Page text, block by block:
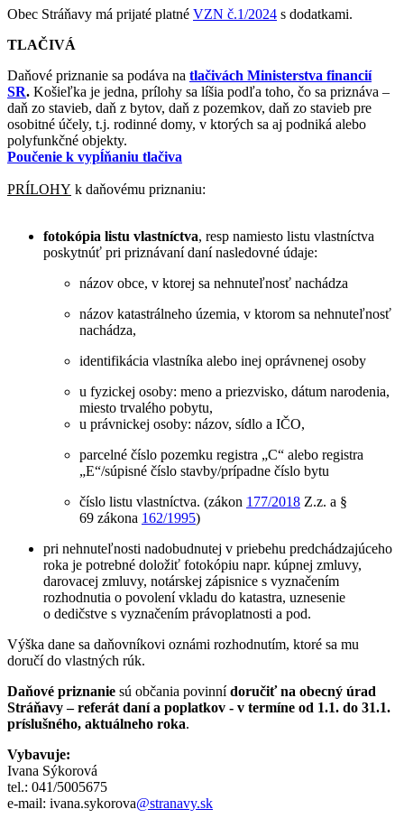
Obec Stráňavy má prijaté platné VZN č.1/2024 s dodatkami.
TLAČIVÁ
Daňové priznanie sa podáva na tlačivách Ministerstva financií
SR. Košieľka je jedna, prílohy sa líšia podľa toho, čo sa priznáva –
daň zo stavieb, daň z bytov, daň z pozemkov, daň zo stavieb pre
osobitné účely, t.j. rodinné domy, v ktorých sa aj podniká alebo
polyfunkčné objekty.
Poučenie k vypĺňaniu tlačiva
PRÍLOHY k daňovému priznaniu:
fotokópia listu vlastníctva, resp namiesto listu vlastníctva
poskytnúť pri priznávaní daní nasledovné údaje:
názov obce, v ktorej sa nehnuteľnosť nachádza
názov katastrálneho územia, v ktorom sa nehnuteľnosť
nachádza,
identifikácia vlastníka alebo inej oprávnenej osoby
u fyzickej osoby: meno a priezvisko, dátum narodenia,
miesto trvalého pobytu,
u právnickej osoby: názov, sídlo a IČO,
parcelné číslo pozemku registra „C“ alebo registra
„E“/súpisné číslo stavby/prípadne číslo bytu
číslo listu vlastníctva. (zákon 177/2018 Z.z. a §
69 zákona 162/1995)
pri nehnuteľnosti nadobudnutej v priebehu predchádzajúceho
roka je potrebné doložiť fotokópiu napr. kúpnej zmluvy,
darovacej zmluvy, notárskej zápisnice s vyznačením
rozhodnutia o povolení vkladu do katastra, uznesenie
o dedičstve s vyznačením právoplatnosti a pod.
Výška dane sa daňovníkovi oznámi rozhodnutím, ktoré sa mu
doručí do vlastných rúk.
Daňové priznanie sú občania povinnídoručiť na obecný úrad
Stráňavy – referát daní a poplatkov - v termíne od 1.1. do 31.1.
príslušného, aktuálneho roka.
Vybavuje:
Ivana Sýkorová
tel.: 041/5005675
e-mail: ivana.sykorova@stranavy.sk